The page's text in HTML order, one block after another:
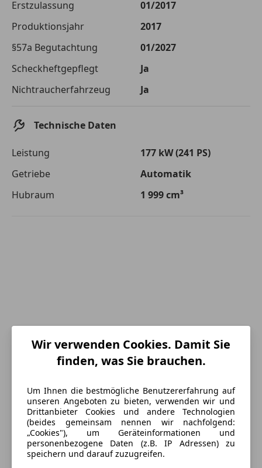
Monatliche Rate € 399,16
von der von Ihnen gewählten Bank. Rückzahlungszeitraum 1-10
Jetzt berechnen
Erstzulassung
01/2017
Produktionsjahr
2017
§57a Begutachtung
01/2027
Scheckheftgepflegt
Ja
Nichtraucherfahrzeug
Ja
Technische Daten
Leistung
177 kW (241 PS)
Getriebe
Automatik
Hubraum
1 999 cm³
Energieverbrauch
Kraftstoff Benzin
Wir verwenden Cookies. Damit Sie
finden, was Sie brauchen.
Um Ihnen die bestmögliche Benutzererfahrung auf
unseren Angeboten zu bieten, verwenden wir und
Drittanbieter Cookies und andere Technologien
(beides gemeinsam nennen wir nachfolgend:
„Cookies"), um Geräteinformationen und
personenbezogene Daten (z.B. IP Adressen) zu
speichern und darauf zuzugreifen.